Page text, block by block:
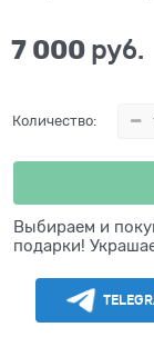
7 000 руб.
Количество:
Выбираем и
подарки!